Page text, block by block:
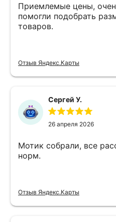
Приемлемые цены,
помогли подобрать
товаров.
Отзыв Яндекс.Карты
Сергей У.
26 апреля 2026
Мотик собрали, все
норм.
Отзыв Яндекс.Карты